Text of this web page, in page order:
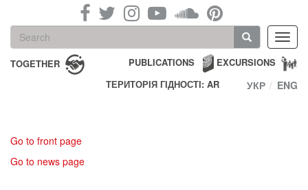
Search
form
Search
TOGETHER EXCURSIONS
PUBLICATIONS
ТЕРИТОРІЯ ГІДНОСТІ: AR
УКР ENG
Go to front page
Go to news page